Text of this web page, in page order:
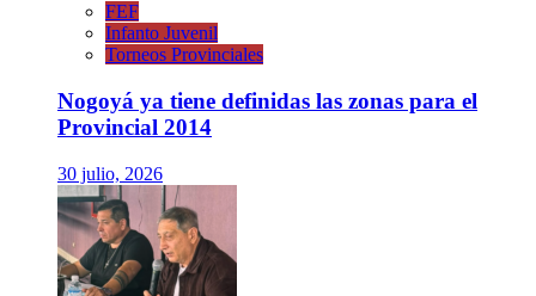
FEF
Infanto Juvenil
Torneos Provinciales
Nogoyá ya tiene definidas las zonas para el
Provincial 2014
30 julio, 2026